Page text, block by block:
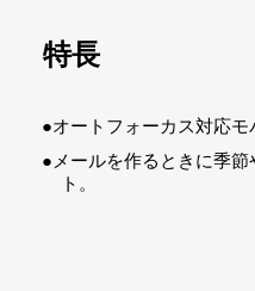
特長
オートフォーカス対応
メールを作るときに季
ト。